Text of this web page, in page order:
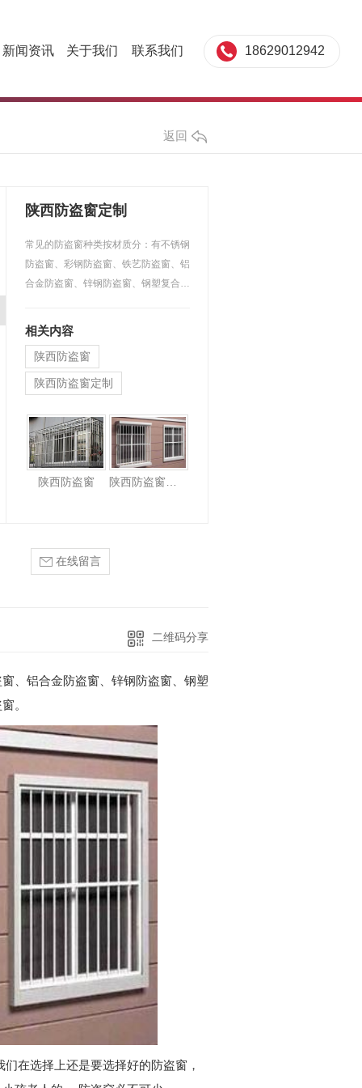
新闻资讯 关于我们 联系我们 18629012942
返回
家定制
陕西防盗窗定制
常见的防盗窗种类按材质分：有不锈钢
防盗窗、彩钢防盗窗、铁艺防盗窗、铝
合金防盗窗、锌钢防盗窗、钢塑复合防
相关内容
陕西防盗窗
陕西防盗窗定制
陕西防盗窗
在线留言
二维码分享
、铝合金防盗窗、锌钢防盗窗、钢塑
。
在选择上还是要选择好的防盗窗，